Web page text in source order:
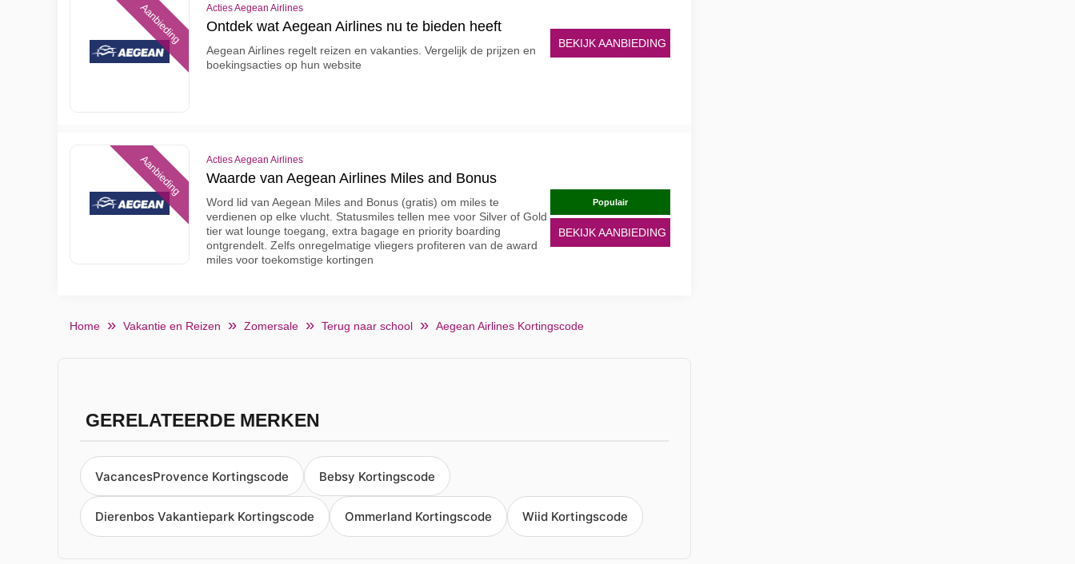
Aanbieding Acties Aegean Airlines
Ontdek wat Aegean Airlines nu te bieden heeft
Aegean Airlines regelt reizen en vakanties. Vergelijk de prijzen en
boekingsacties op hun website
BEKIJK AANBIEDING
Aanbieding Acties Aegean Airlines
Waarde van Aegean Airlines Miles and Bonus
Word lid van Aegean Miles and Bonus (gratis) om miles te
verdienen op elke vlucht. Statusmiles tellen mee voor Silver of Gold
tier wat lounge toegang, extra bagage en priority boarding
ontgrendelt. Zelfs onregelmatige vliegers profiteren van de award
miles voor toekomstige kortingen
Populair
BEKIJK AANBIEDING
Home Vakantie en Reizen Zomersale Terug naar school Aegean Airlines Kortingscode
GERELATEERDE MERKEN
VacancesProvence Kortingscode Bebsy Kortingscode
Dierenbos Vakantiepark Kortingscode Ommerland Kortingscode Wiid Kortingscode